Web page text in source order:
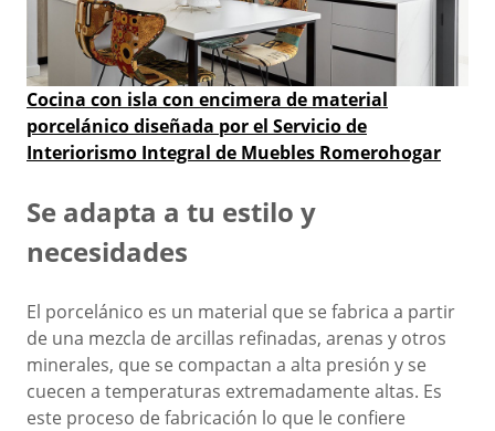
Cocina con isla con encimera de material
porcelánico diseñada por el Servicio de
Interiorismo Integral de Muebles Romerohogar
Se adapta a tu estilo y
necesidades
El porcelánico es un material que se fabrica a partir
de una mezcla de arcillas refinadas, arenas y otros
minerales, que se compactan a alta presión y se
cuecen a temperaturas extremadamente altas. Es
este proceso de fabricación lo que le confiere